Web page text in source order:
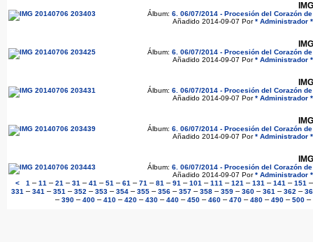
Álbum: 6. 06/07/2014 - Procesión del Corazón
Añadido 2014-09-07 Por* Administrador *
Álbum: 6. 06/07/2014 - Procesión del Corazón
Añadido 2014-09-07 Por* Administrador *
Álbum: 6. 06/07/2014 - Procesión del Corazón
Añadido 2014-09-07 Por* Administrador *
Álbum: 6. 06/07/2014 - Procesión del Corazón
Añadido 2014-09-07 Por* Administrador *
Álbum: 6. 06/07/2014 - Procesión del Corazón
Añadido 2014-09-07 Por* Administrador *
<
1 – 11 – 21 – 31 – 41 – 51 – 61 – 71 – 81 – 91 – 101 – 111 – 121 – 131 – 141 – 151
331 – 341 – 351 – 352 – 353 – 354 – 355 – 356 – 357 – 358 – 359 – 360 – 361 – 362 –
– 390 – 400 – 410 – 420 – 430 – 440 – 450 – 460 – 470 – 480 – 490 – 500 –